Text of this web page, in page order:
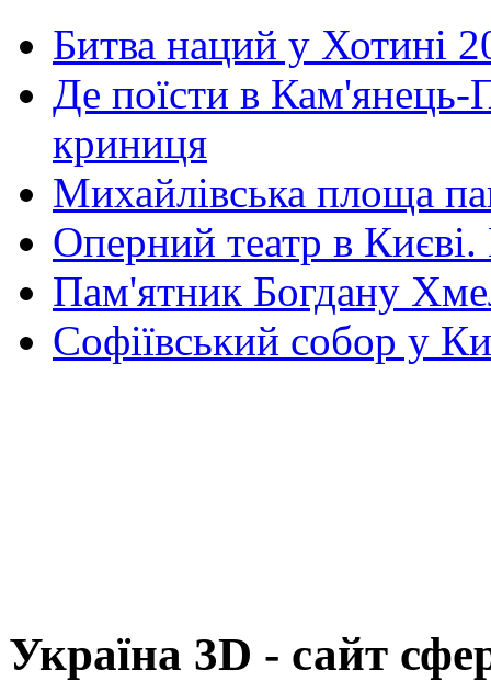
Битва наций у Хотині
Де поїсти в Кам'янець-
криниця
Михайлівська площа
Оперний театр в
Пам'ятник Богдану
Софіївський собор у
Україна 3D - сайт